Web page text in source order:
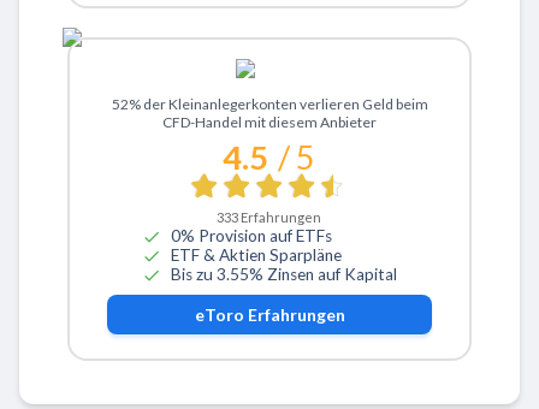
Zu eToro
52% der Kleinanlegerkonten verlieren Geld beim
CFD-Handel mit diesem Anbieter
4.5 / 5
333 Erfahrungen
0% Provision auf ETFs
ETF & Aktien Sparpläne
Bis zu 3.55% Zinsen auf Kapital
eToro Erfahrungen